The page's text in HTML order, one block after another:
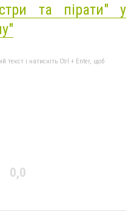
та пірати" у
текст і натисніть Ctrl + Enter, щоб
0,0